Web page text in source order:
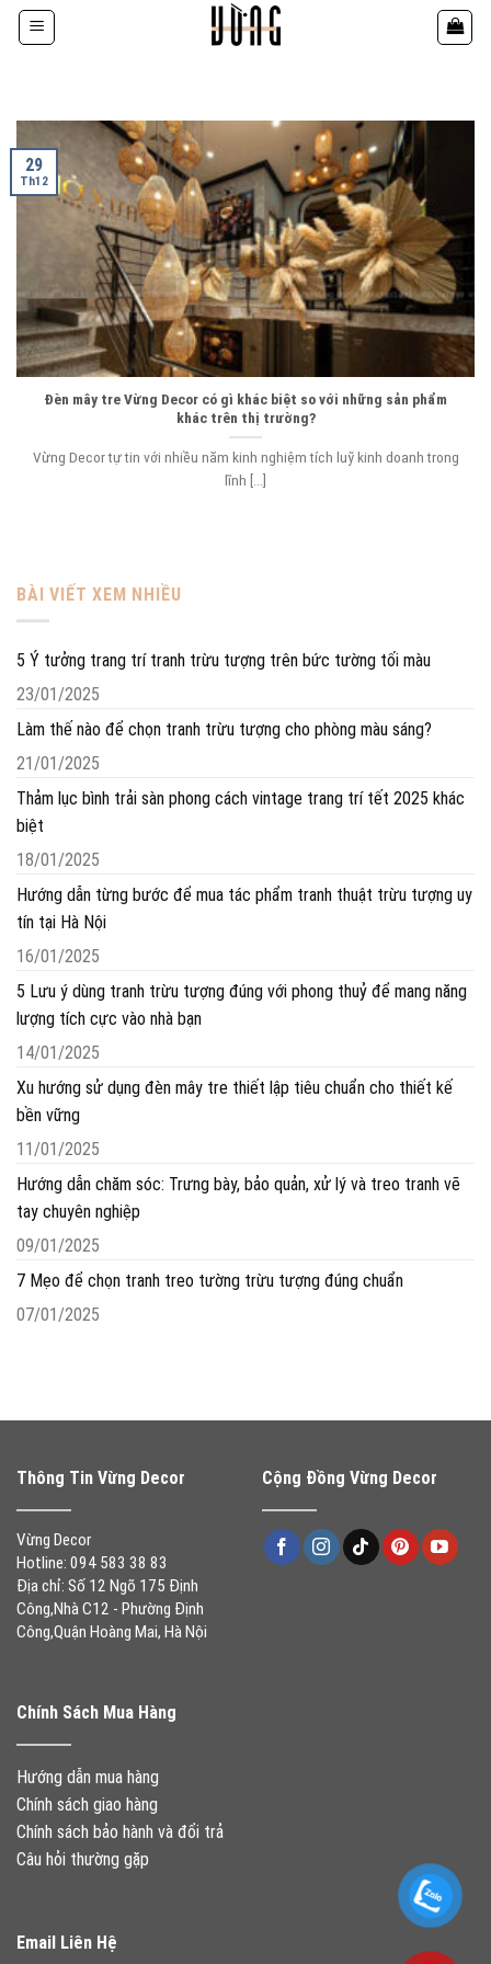
qua
BÀI VIẾT XEM NHIỀU
5 Ý tưởng trang trí tranh trừu tượng trên bức tường tối màu
23/01/2025
Làm thế nào để chọn tranh trừu tượng cho phòng màu sáng?
21/01/2025
Thảm lục bình trải sàn phong cách vintage trang trí tết 2025 khác
biệt
18/01/2025
Hướng dẫn từng bước để mua tác phẩm tranh thuật trừu tượng uy
tín tại Hà Nội
16/01/2025
5 Lưu ý dùng tranh trừu tượng đúng với phong thuỷ để mang năng
lượng tích cực vào nhà bạn
14/01/2025
Xu hướng sử dụng đèn mây tre thiết lập tiêu chuẩn cho thiết kế
bền vững
11/01/2025
Hướng dẫn chăm sóc: Trưng bày, bảo quản, xử lý và treo tranh vẽ
tay chuyên nghiệp
09/01/2025
7 Mẹo để chọn tranh treo tường trừu tượng đúng chuẩn
07/01/2025
Đèn mây tre Vừng Decor có gì khác biệt so với những sản phẩm
khác trên thị trường?
Vừng Decor tự tin với nhiều năm kinh nghiệm tích luỹ kinh doanh trong
lĩnh [...]
29
Th12
Thông Tin Vừng Decor
Vừng Decor
Hotline: 094 583 38 83
Địa chỉ: Số 12 Ngõ 175 Định
Công,Nhà C12 - Phường Định
Công,Quận Hoàng Mai, Hà Nội
Cộng Đồng Vừng Decor
Chính Sách Mua Hàng
Hướng dẫn mua hàng
Chính sách giao hàng
Chính sách bảo hành và đổi trả
Câu hỏi thường gặp
Email Liên Hệ